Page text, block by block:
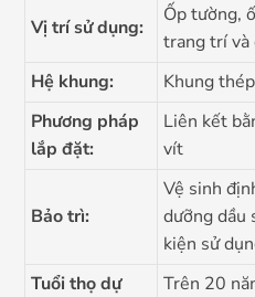
Vị trí sử dụng:
Ốp tường,
trang trí và
Hệ khung:
Khung
Phương pháp
lắp đặt:
Liên kết
vít
Bảo trì:
Vệ sinh
dưỡng dầu
kiện sử
Tuổi thọ dự
Trên 20